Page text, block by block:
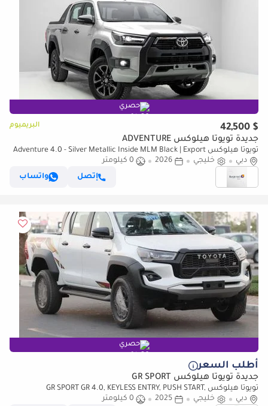
حصري
$ 42,500 البريميوم
جديدة تويوتا هيلوكس ADVENTURE
تويوتا هيلوكس Adventure 4.0 - Silver Metallic Inside MLM Black | Export
Onlyدبي خليجي 2026
0 كيلومتر
إتصل
واتساب
حصري
أطلب السعر
جديدة تويوتا هيلوكس GR SPORT
تويوتا هيلوكس GR SPORT GR 4.0, KEYLESS ENTRY, PUSH START,
MONITOR, 360 CAMERA, ALLOY WHEELS, MODEL 2025 FOR EXPORT
دبي خليجي 2025
0 كيلومتر